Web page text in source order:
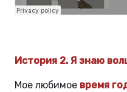
История 2. Я знаю
Мое любимое время